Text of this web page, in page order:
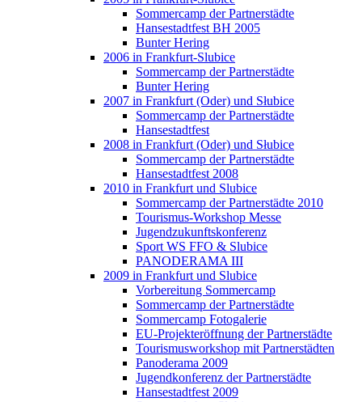
Sommercamp der Partnerstädte
Hansestadtfest BH 2005
Bunter Hering
2006 in Frankfurt-Slubice
Sommercamp der Partnerstädte
Bunter Hering
2007 in Frankfurt (Oder) und Słubice
Sommercamp der Partnerstädte
Hansestadtfest
2008 in Frankfurt (Oder) und Słubice
Sommercamp der Partnerstädte
Hansestadtfest 2008
2010 in Frankfurt und Slubice
Sommercamp der Partnerstädte 2010
Tourismus-Workshop Messe
Jugendzukunftskonferenz
Sport WS FFO & Slubice
PANODERAMA III
2009 in Frankfurt und Slubice
Vorbereitung Sommercamp
Sommercamp der Partnerstädte
Sommercamp Fotogalerie
EU-Projekteröffnung der Partnerstädte
Tourismusworkshop mit Partnerstädten
Panoderama 2009
Jugendkonferenz der Partnerstädte
Hansestadtfest 2009